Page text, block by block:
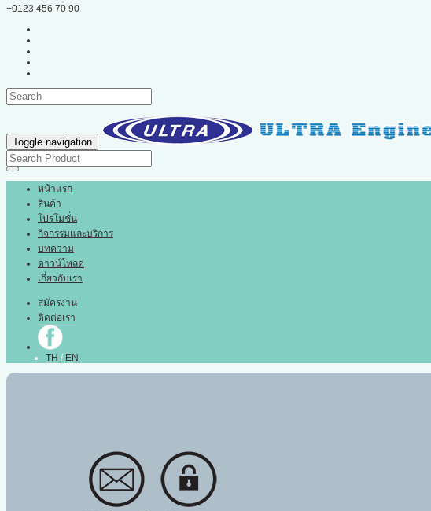
+0123 456 70 90
Toggle navigation
หน้าแรก
สินค้า
โปรโมชั่น
กิจกรรมและบริการ
บทความ
ดาวน์โหลด
เกี่ยวกับเรา
สมัครงาน
ติดต่อเรา
TH / EN